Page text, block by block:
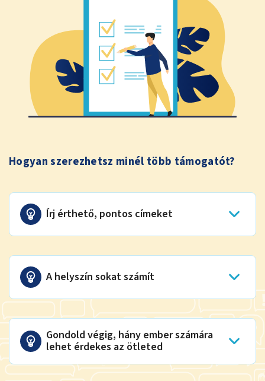
Hogyan szerezhetsz minél több támogatót?
Írj érthető, pontos címeket
A helyszín sokat számít
Gondold végig, hány ember számára
lehet érdekes az ötleted